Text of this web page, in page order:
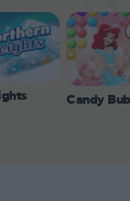
Candy